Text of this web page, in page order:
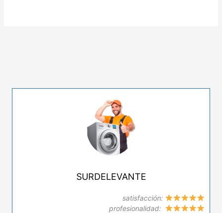
SURDELEVANTE
satisfacción:
profesionalidad: